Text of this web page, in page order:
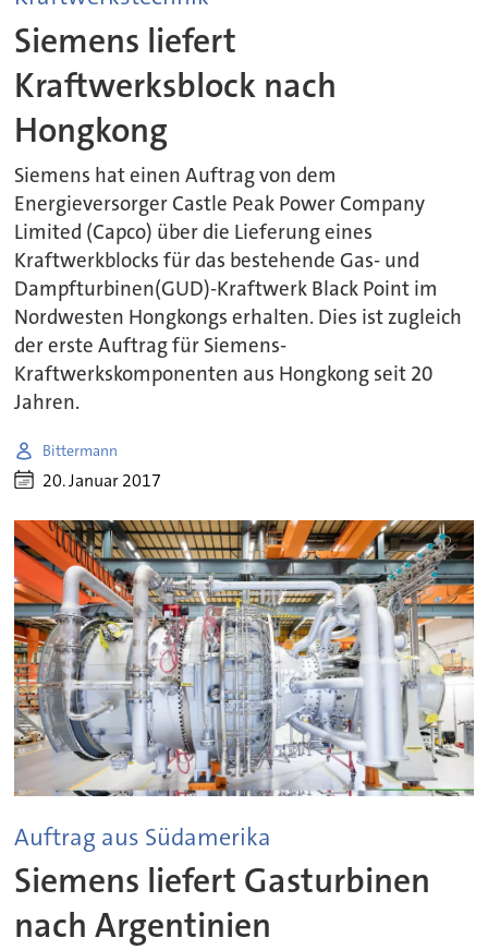
Siemens liefert
Kraftwerksblock nach
Hongkong
Siemens hat einen Auftrag von dem
Energieversorger Castle Peak Power Company
Limited (Capco) über die Lieferung eines
Kraftwerkblocks für das bestehende Gas- und
Dampfturbinen(GUD)-Kraftwerk Black Point im
Nordwesten Hongkongs erhalten. Dies ist zugleich
der erste Auftrag für Siemens-
Kraftwerkskomponenten aus Hongkong seit 20
Jahren.
Bittermann
20. Januar 2017
Auftrag aus Südamerika
Siemens liefert Gasturbinen
nach Argentinien